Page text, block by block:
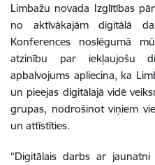
Limbažu novada Izglītības
no aktīvākajām digitālā
Konferences noslēgumā
atzinību par iekļaujošu
apbalvojums apliecina, ka
un pieejas digitālajā vidē
grupas, nodrošinot viņiem
un attīstīties.
“Digitālais darbs ar